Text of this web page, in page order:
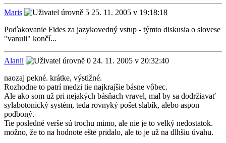
Maris
25. 11. 2005 v 19:18:18
Poďakovanie Fides za jazykovedný vstup - týmto diskusia o slovese
"vanuli" končí...
Alanil
24. 11. 2005 v 20:32:40
naozaj pekné. krátke, výstižné.
Rozhodne to patrí medzi tie najkrajšie básne vôbec.
Ale ako som už pri nejakých básňach vravel, mal by sa dodržiavať
sylabotonický systém, teda rovnyký pošet slabík, alebo aspon
podboný.
Tie posledné verše sú trochu mimo, ale nie je to velký nedostatok.
možno, že to na hodnote ešte pridalo, ale to je už na dlhšiu úvahu.